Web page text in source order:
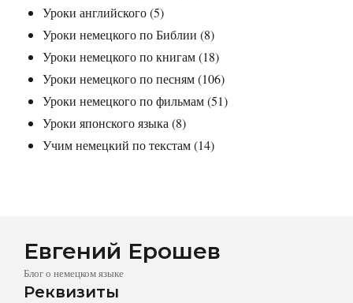
Уроки английского(5)
Уроки немецкого по Библии (8)
Уроки немецкого по книгам(18)
Уроки немецкого по песням(106)
Уроки немецкого по фильмам(51)
Уроки японского языка (8)
Учим немецкий по текстам(14)
Евгений Ерошев
Блог о немецком языке
Реквизиты